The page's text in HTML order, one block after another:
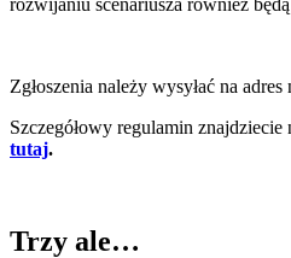
rozwijaniu scenariusza również
Zgłoszenia należy wysyłać na
Szczegółowy regulamin
tutaj.
Trzy ale…